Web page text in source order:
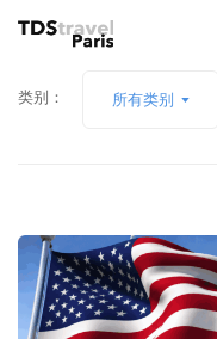
类别： 所有类别